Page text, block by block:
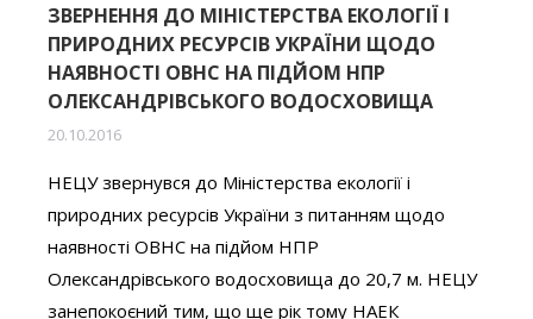
ЗВЕРНЕННЯ ДО МІНІСТЕРСТВА ЕКОЛОГІЇ І
ПРИРОДНИХ РЕСУРСІВ УКРАЇНИ ЩОДО
НАЯВНОСТІ ОВНС НА ПІДЙОМ НПР
ОЛЕКСАНДРІВСЬКОГО ВОДОСХОВИЩА
20.10.2016
НЕЦУ звернувся до Міністерства екології і
природних ресурсів України з питанням щодо
наявності ОВНС на підйом НПР
Олександрівського водосховища до 20,7 м. НЕЦУ
занепокоєний тим, що ще рік тому НАЕК